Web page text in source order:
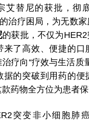
替尼的获批，彻
治疗困局，为无数
的获批，不仅为
来了高效、便捷的口
疗向“疗效与生活质
据的突破到用药的便
药物全方位为患者保
突变非小细胞肺癌